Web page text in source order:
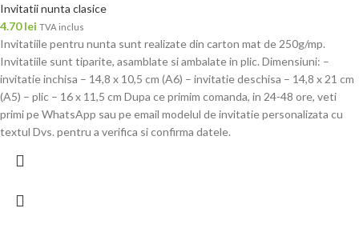
Invitatii nunta clasice
4.70lei TVA inclus
Invitatiile pentru nunta sunt realizate din carton mat de 250g/mp.
Invitatiile sunt tiparite, asamblate si ambalate in plic. Dimensiuni: –
invitatie inchisa – 14,8 x 10,5 cm (A6) – invitatie deschisa – 14,8 x 21 cm
(A5) – plic – 16 x 11,5 cm Dupa ce primim comanda, in 24-48 ore, veti
primi pe WhatsApp sau pe email modelul de invitatie personalizata cu
textul Dvs. pentru a verifica si confirma datele.